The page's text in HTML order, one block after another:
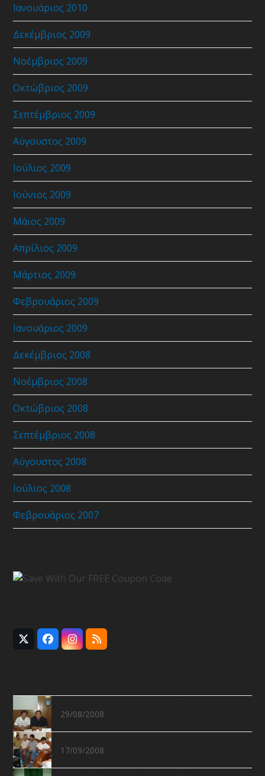
Ιανουάριος 2010
Δεκέμβριος 2009
Νοέμβριος 2009
Οκτώβριος 2009
Σεπτέμβριος 2009
Αύγουστος 2009
Ιούλιος 2009
Ιούνιος 2009
Μάιος 2009
Απρίλιος 2009
Μάρτιος 2009
Φεβρουάριος 2009
Ιανουάριος 2009
Δεκέμβριος 2008
Νοέμβριος 2008
Οκτώβριος 2008
Σεπτέμβριος 2008
Αύγουστος 2008
Ιούλιος 2008
Φεβρουάριος 2007
Twitter
(deprecated)
Facebook
Instagram
RSS
29/08/2008
17/09/2008